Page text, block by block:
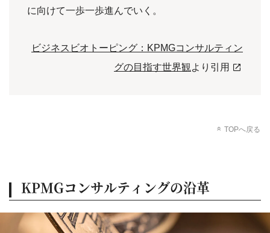
に向けて一歩一歩進んでいく。
ビジネスビオトーピング：KPMGコンサルティン
グの目指す世界観より引用
TOPへ戻る
KPMGコンサルティングの沿革